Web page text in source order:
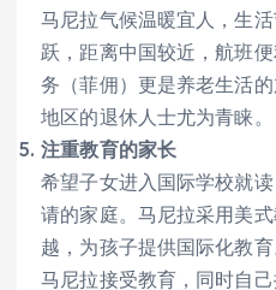
马尼拉气候温暖宜人，生
跃，距离中国较近，航班
务（菲佣）更是养老生活
地区的退休人士尤为青睐。
注重教育的家长
希望子女进入国际学校就
请的家庭。马尼拉采用美
越，为孩子提供国际化教
马尼拉接受教育，同时自己